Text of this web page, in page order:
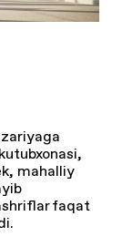
mahalliy
faqat